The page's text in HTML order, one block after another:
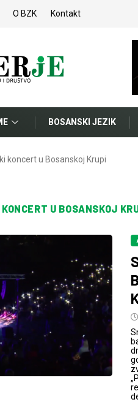
O BZK Kontakt
BOSANSKI JEZIK
koncert u Bosanskoj Krupi
U BOSANSKOJ